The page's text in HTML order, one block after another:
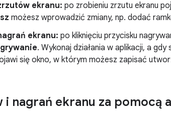
ekranu: po zrobieniu zrzutu ekranu
możesz wprowadzić zmiany, np. dodać
ekranu: po kliknięciu przycisku
. Wykonaj działania w aplikacji, a gdy
się okno, w którym możesz zapisać
i nagrań ekranu za pomocą